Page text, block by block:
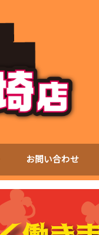
お問い合わせ